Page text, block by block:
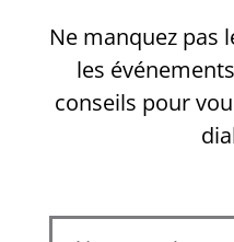
Ne manquez pas
les
conseils pour